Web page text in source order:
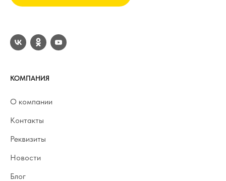
КОМПАНИЯ
О компании
Контакты
Реквизиты
Новости
Блог